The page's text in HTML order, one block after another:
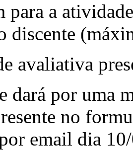
para a
discente
avaliativa
dará por uma
no
email dia